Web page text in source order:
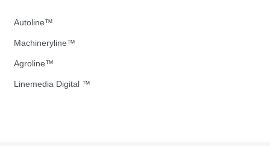
Autoline™
Machineryline™
Agroline™
Linemedia Digital ™